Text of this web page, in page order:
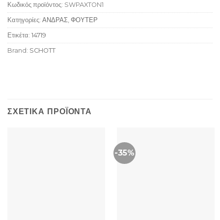
Κωδικός προϊόντος: SWPAXTON1
Κατηγορίες: ΑΝΔΡΑΣ, ΦΟΥΤΕΡ
Ετικέτα: 14719
Brand: SCHOTT
ΣΧΕΤΙΚΆ ΠΡΟΪΌΝΤΑ
-35%